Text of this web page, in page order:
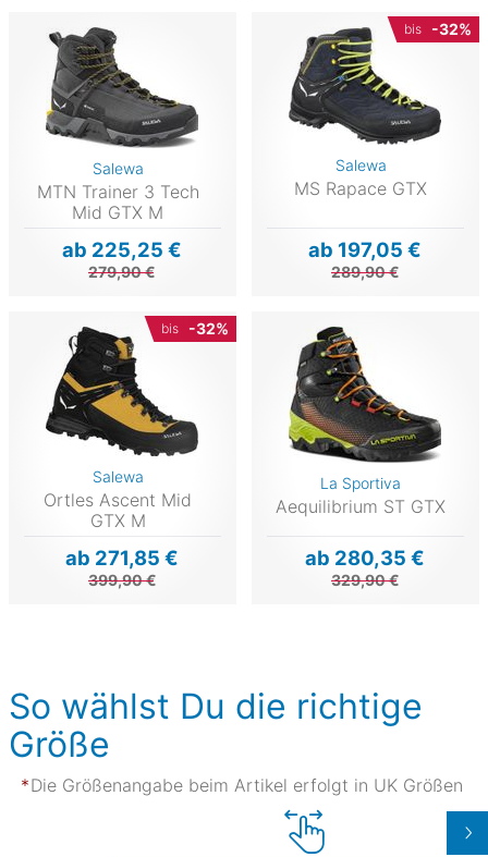
Salewa
MTN Trainer 3 Tech
Mid GTX M
ab 225,25 €
279,90 €
bis -32%
Salewa
MS Rapace GTX
ab 197,05 €
289,90 €
bis -32%
Salewa
Ortles Ascent Mid
GTX M
ab 271,85 €
399,90 €
La Sportiva
Aequilibrium ST GTX
ab 280,35 €
329,90 €
So wählst Du die richtige
Größe
Die Größenangabe beim Artikel erfolgt in UK Größen